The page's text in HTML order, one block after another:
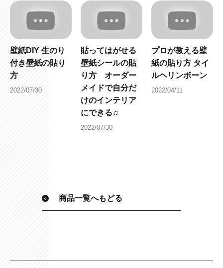
壁紙DIY 生のり
付き壁紙の貼り
方
2022/07/30
貼ってはがせる
壁紙シールの貼
り方 オーダー
メイドで自分だ
けのインテリア
にできる♫
2022/07/30
プロが教える壁
紙の貼り方 タイ
ルヘリンボーン
2022/04/11
商品一覧へもどる